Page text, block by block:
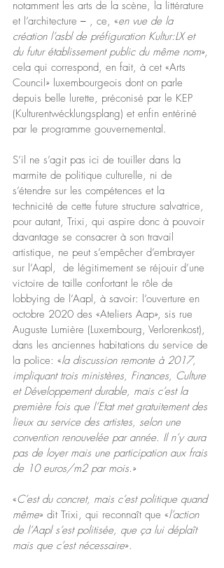
notamment les arts de la scène, la littérature
et l’architecture – , ce, «en vue de la
création l’asbl de préfiguration Kultur:LX et
du futur établissement public du même nom»,
cela qui correspond, en fait, à cet «Arts
Council» luxembourgeois dont on parle
depuis belle lurette, préconisé par le KEP
(Kulturentwécklungsplang) et enfin entériné
par le programme gouvernemental.
S’il ne s’agit pas ici de touiller dans la
marmite de politique culturelle, ni de
s’étendre sur les compétences et la
technicité de cette future structure salvatrice,
pour autant, Trixi, qui aspire donc à pouvoir
davantage se consacrer à son travail
artistique, ne peut s’empêcher d’embrayer
sur l’Aapl,  de légitimement se réjouir d’une
victoire de taille confortant le rôle de
lobbying de l’Aapl, à savoir: l’ouverture en
octobre 2020 des «Ateliers Aap», sis rue
Auguste Lumière (Luxembourg, Verlorenkost),
dans les anciennes habitations du service de
la police: «la discussion remonte à 2017,
impliquant trois ministères, Finances, Culture
et Développement durable, mais c’est la
première fois que l’Etat met gratuitement des
lieux au service des artistes, selon une
convention renouvelée par année. Il n’y aura
pas de loyer mais une participation aux frais
de 10 euros/m2 par mois.»
«C’est du concret, mais c’est politique quand
même» dit Trixi, qui reconnaît que «l’action
de l’Aapl s’est politisée, que ça lui déplaît
mais que c’est nécessaire».